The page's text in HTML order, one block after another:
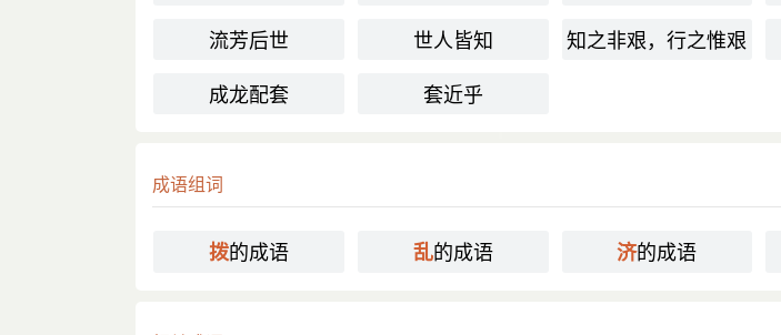
流芳后世
世人皆知 知之非艰，行之惟艰
成龙配套
套近乎
成语组词
拨的成语 乱的成语 济的成语